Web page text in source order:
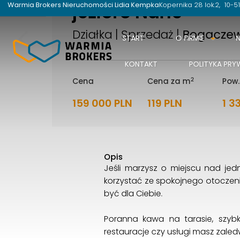
Warmia Brokers Nieruchomości Lidia KempkaKopernika 28 lok.2 10-
START O FIRMIE
KONTAKT POLITYKA
jezioro Narie
Działka | Sprzedaż |
Cena
159 000 PLN
Cena za m2
119 PLN 1
Opis
Jeśli marzysz o miejscu nad
korzystać ze spokojnego
być dla Ciebie.
Poranna kawa na tarasie,
restauracje czy usługi masz